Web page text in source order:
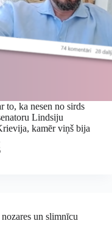
to, ka nesen no sirds
Lindsiju
kamēr viņš bija
un slimnīcu